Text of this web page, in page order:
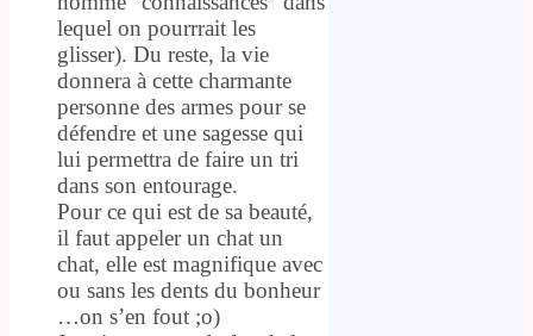
lequel on pourrrait les
glisser). Du reste, la vie
donnera à cette charmante
personne des armes pour se
défendre et une sagesse qui
lui permettra de faire un tri
dans son entourage.
Pour ce qui est de sa beauté,
il faut appeler un chat un
chat, elle est magnifique avec
ou sans les dents du bonheur
…on s’en fout ;o)